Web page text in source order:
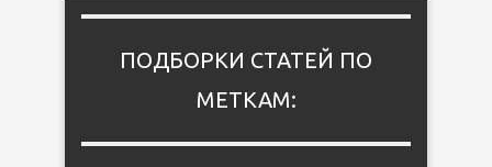
ПОДБОРКИ СТАТЕЙ ПО
МЕТКАМ: